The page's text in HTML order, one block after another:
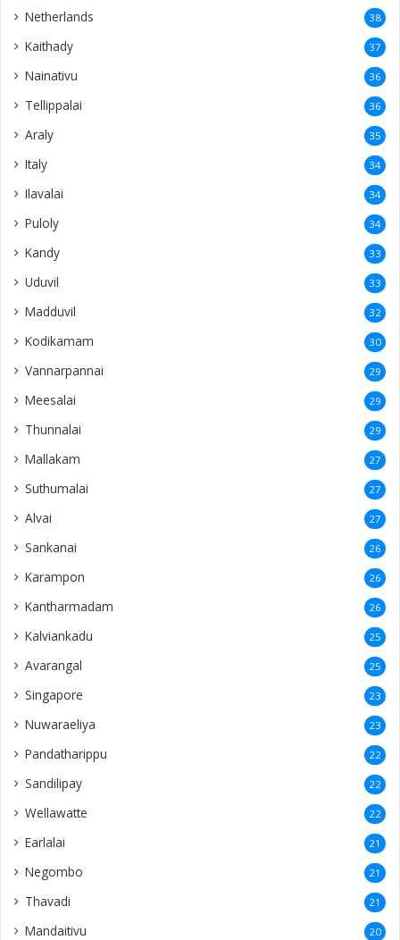
Netherlands 38
Kaithady 37
Nainativu 36
Tellippalai 36
Araly 35
Italy 34
Ilavalai 34
Puloly 34
Kandy 33
Uduvil 33
Madduvil 32
Kodikamam 30
Vannarpannai 29
Meesalai 29
Thunnalai 29
Mallakam 27
Suthumalai 27
Alvai 27
Sankanai 26
Karampon 26
Kantharmadam 26
Kalviankadu 25
Avarangal 25
Singapore 23
Nuwaraeliya 23
Pandatharippu 22
Sandilipay 22
Wellawatte 22
Earlalai 21
Negombo 21
Thavadi 21
Mandaitivu 20